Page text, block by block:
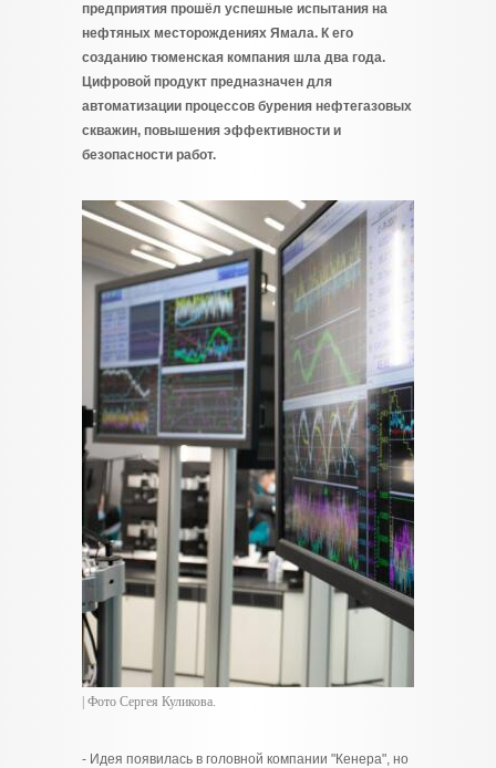
предприятия прошёл успешные испытания на
нефтяных месторождениях Ямала. К его
созданию тюменская компания шла два года.
Цифровой продукт предназначен для
автоматизации процессов бурения нефтегазовых
скважин, повышения эффективности и
безопасности работ.
| Фото Сергея Куликова.
- Идея появилась в головной компании "Кенера", но